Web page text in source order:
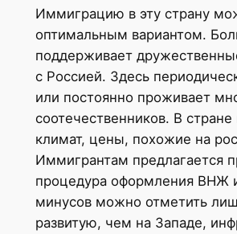
Иммиграцию в эту страну
оптимальным вариантом.
поддерживает
с Россией. Здесь
или постоянно проживает
соотечественников. В
климат, цены, похожие на
Иммигрантам предлагается
процедура оформления
минусов можно отметить
развитую, чем на Западе,